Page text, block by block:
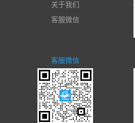
关于我们
客服微信
客服微信